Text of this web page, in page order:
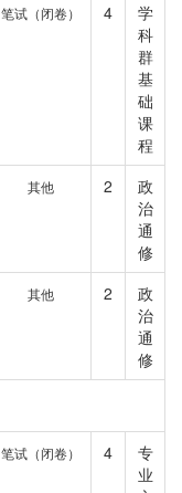
笔试（闭卷） 4
学
科
群
基
础
课
程
其他 2
政
治
通
修
其他 2
政
治
通
修
笔试（闭卷） 4
专
业